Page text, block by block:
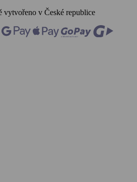
vytvořeno v České republice